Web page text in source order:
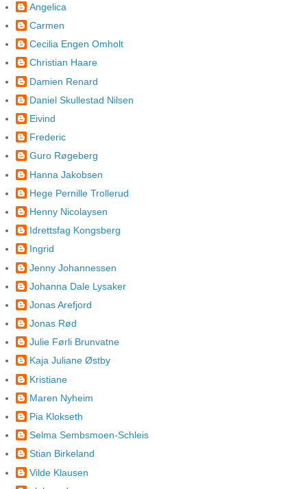
Angelica
Carmen
Cecilia Engen Omholt
Christian Haare
Damien Renard
Daniel Skullestad Nilsen
Eivind
Frederic
Guro Røgeberg
Hanna Jakobsen
Hege Pernille Trollerud
Henny Nicolaysen
Idrettsfag Kongsberg
Ingrid
Jenny Johannessen
Johanna Dale Lysaker
Jonas Arefjord
Jonas Rød
Julie Førli Brunvatne
Kaja Juliane Østby
Kristiane
Maren Nyheim
Pia Klokseth
Selma Sembsmoen-Schleis
Stian Birkeland
Vilde Klausen